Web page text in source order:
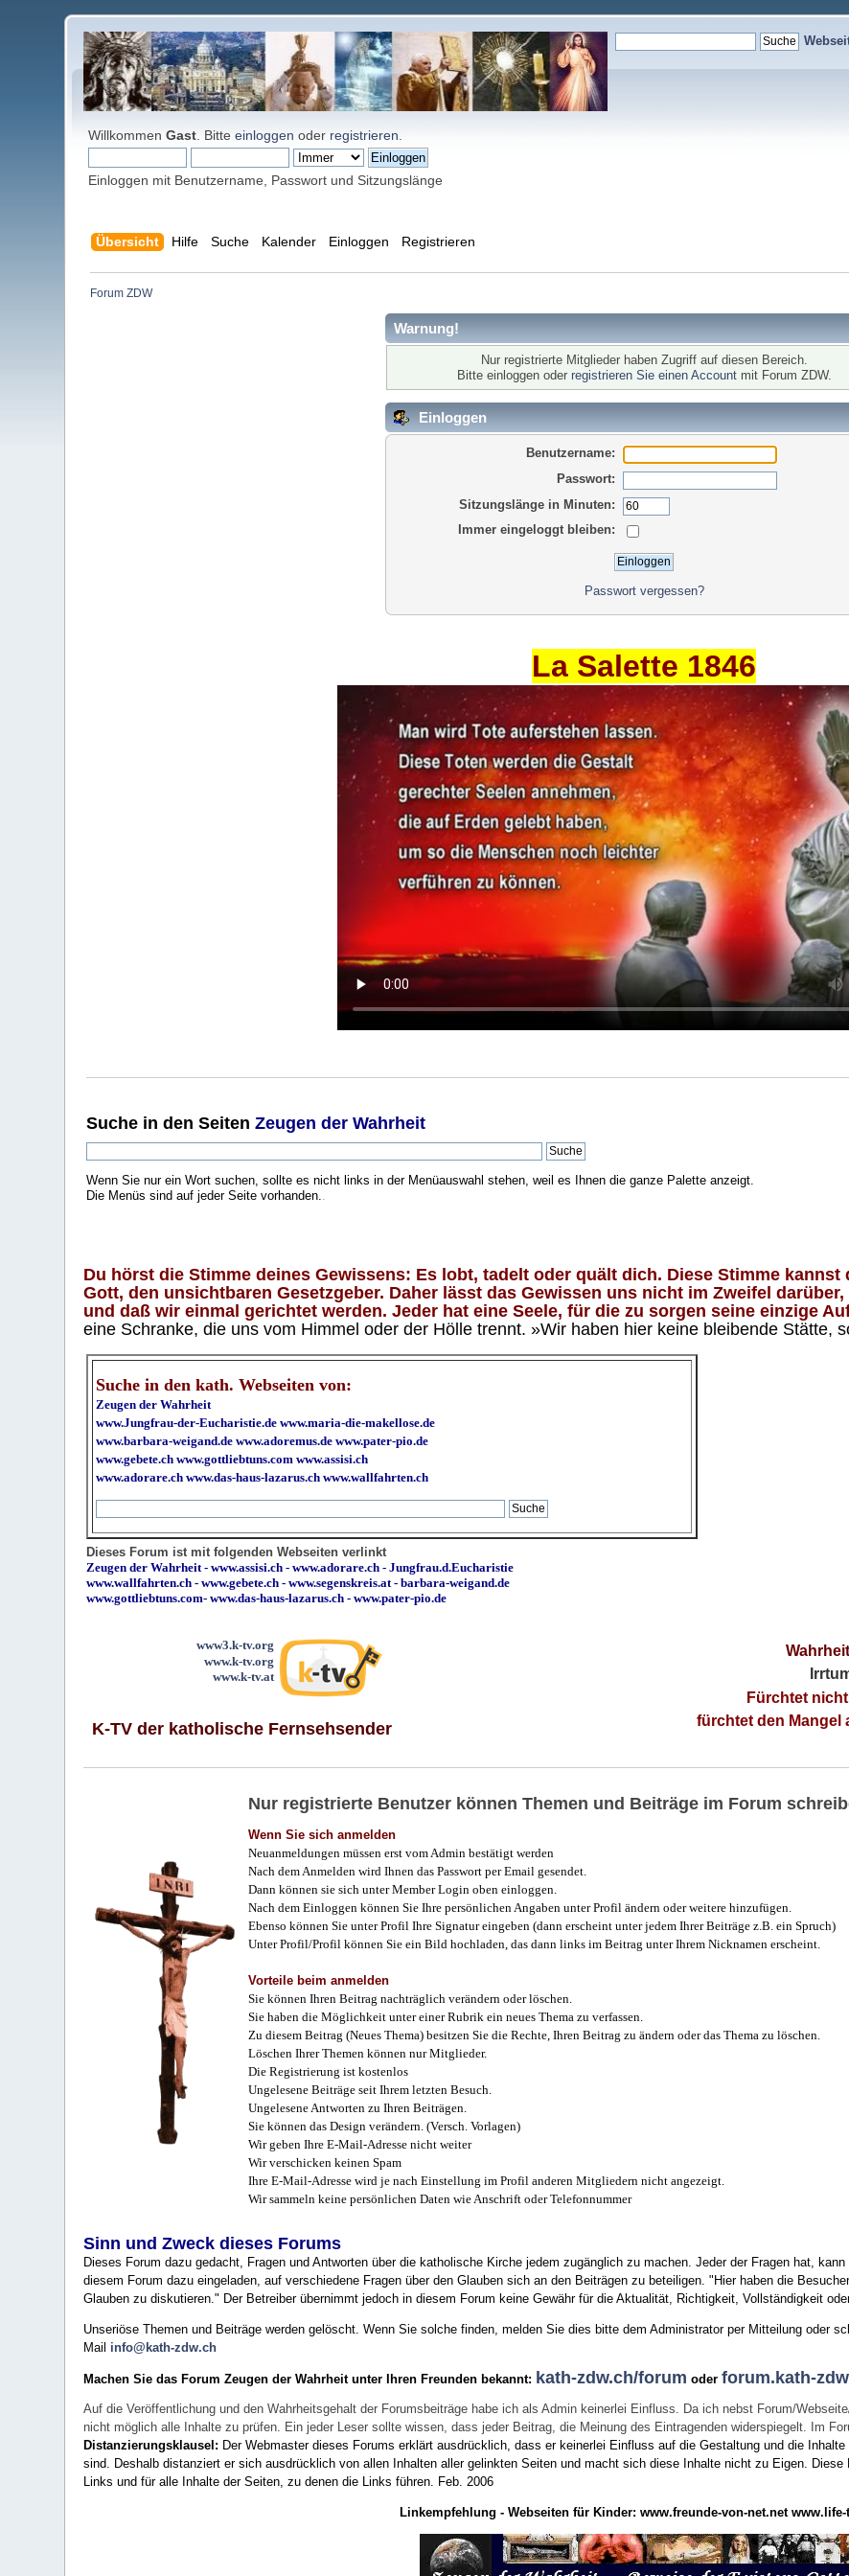
WillkommenGast . Bitteeinloggen oder registrieren
Einloggen mit Benutzername, Passwort und Sitzungslänge
Übersicht Hilfe Suche Kalender Einloggen Registrieren
Forum ZDW
Warnung!
Nur registrierte Mitglieder haben Zugriff auf diesen Bereich.
Bitte einloggen oder registrieren Sie einen Accountmit Forum ZDW.
Einloggen
Benutzername:
Passwort:
Sitzungslänge in Minuten:
Immer eingeloggt bleiben:
Passwort vergessen?
La Salette 1846
Suche in den SeitenZeugen der Wahrheit
Wenn Sie nur ein Wort suchen, sollte es nicht links in der Menüauswahl stehen, weil es Ihnen die ganze Palette anzeigt.
Die Menüs sind auf jeder Seite vorhanden..
Du hörst die Stimme deines Gewissens: Es lobt, tadelt oder quält dich. Diese Stimme
Gott, den unsichtbaren Gesetzgeber. Daher lässt das Gewissen uns nicht im Zweifel
und daß wir einmal gerichtet werden. Jeder hat eine Seele, für die zu sorgen seine einzige
eine Schranke, die uns vom Himmel oder der Hölle trennt. »Wir haben hier keine bleibende Stätte,
Suche in den kath. Webseiten von:
Zeugen der Wahrheit
www.Jungfrau-der-Eucharistie.de www.maria-die-makellose.de
www.barbara-weigand.de www.adoremus.de www.pater-pio.de
www.gebete.ch www.gottliebtuns.com www.assisi.ch
www.adorare.ch www.das-haus-lazarus.ch www.wallfahrten.ch
Dieses Forum ist mit folgenden Webseiten verlinkt
Zeugen der Wahrheit-www.assisi.ch -www.adorare.ch -Jungfrau.d.Eucharistie
www.wallfahrten.ch -www.gebete.ch -www.segenskreis.at-barbara-weigand.de
www.gottliebtuns.com-www.das-haus-lazarus.ch - www.pater-pio.de
www3.k-tv.org
www.k-tv.org
www.k-tv.at
K-TV der katholische Fernsehsender
Fürchtet
fürchtet den Mangel
Nur registrierte Benutzer können Themen und Beiträge im Forum
Wenn Sie sich anmelden
Neuanmeldungen müssen erst vom Admin bestätigt werden
Nach dem Anmelden wird Ihnen das Passwort per Email gesendet.
Dann können sie sich unter Member Login oben einloggen.
Nach dem Einloggen können Sie Ihre persönlichen Angaben unter Profil ändern oder weitere hinzufügen.
Ebenso können Sie unter Profil Ihre Signatur eingeben (dann erscheint unter jedem Ihrer Beiträge z.B. ein Spruch)
Unter Profil/Profil können Sie ein Bild hochladen, das dann links im Beitrag unter Ihrem Nicknamen erscheint.
Vorteile beim anmelden
Sie können Ihren Beitrag nachträglich verändern oder löschen.
Sie haben die Möglichkeit unter einer Rubrik ein neues Thema zu verfassen.
Zu diesem Beitrag (Neues Thema) besitzen Sie die Rechte, Ihren Beitrag zu ändern oder das Thema zu löschen.
Löschen Ihrer Themen können nur Mitglieder.
Die Registrierung ist kostenlos
Ungelesene Beiträge seit Ihrem letzten Besuch.
Ungelesene Antworten zu Ihren Beiträgen.
Sie können das Design verändern. (Versch. Vorlagen)
Wir geben Ihre E-Mail-Adresse nicht weiter
Wir verschicken keinen Spam
Ihre E-Mail-Adresse wird je nach Einstellung im Profil anderen Mitgliedern nicht angezeigt.
Wir sammeln keine persönlichen Daten wie Anschrift oder Telefonnummer
Sinn und Zweck dieses Forums
Dieses Forum dazu gedacht, Fragen und Antworten über die katholische Kirche jedem zugänglich zu machen. Jeder der Fragen hat,
diesem Forum dazu eingeladen, auf verschiedene Fragen über den Glauben sich an den Beiträgen zu beteiligen. "Hier haben die
Glauben zu diskutieren." Der Betreiber übernimmt jedoch in diesem Forum keine Gewähr für die Aktualität, Richtigkeit, Vollständigkeit
Unseriöse Themen und Beiträge werden gelöscht. Wenn Sie solche finden, melden Sie dies bitte dem Administrator per Mitteilung oder
Mail info@kath-zdw.ch
Machen Sie das Forum Zeugen der Wahrheit unter Ihren Freunden bekannt: kath-zdw.ch/forum oderforum.kath-
Auf die Veröffentlichung und den Wahrheitsgehalt der Forumsbeiträge habe ich als Admin keinerlei Einfluss. Da ich nebst Forum/
nicht möglich alle Inhalte zu prüfen. Ein jeder Leser sollte wissen, dass jeder Beitrag, die Meinung des Eintragenden widerspiegelt. Im
Distanzierungsklausel: Der Webmaster dieses Forums erklärt ausdrücklich, dass er keinerlei Einfluss auf die Gestaltung und die
sind. Deshalb distanziert er sich ausdrücklich von allen Inhalten aller gelinkten Seiten und macht sich diese Inhalte nicht zu Eigen. Diese
Links und für alle Inhalte der Seiten, zu denen die Links führen. Feb. 2006
Linkempfehlung - Webseiten für Kinder: www.freunde-von-net.net www.life-